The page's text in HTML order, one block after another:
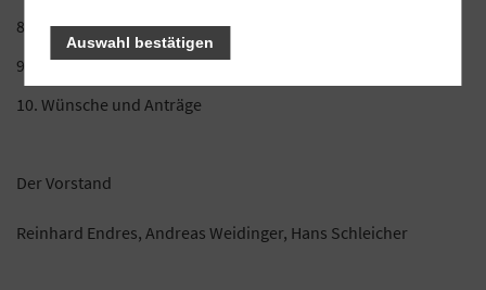
Wahlen zum Vorstand / Aufsichtsrat
Bericht der Molkerei
Wünsche und Anträge
Der Vorstand
Reinhard Endres, Andreas Weidinger, Hans Schleicher
Auswahl bestätigen